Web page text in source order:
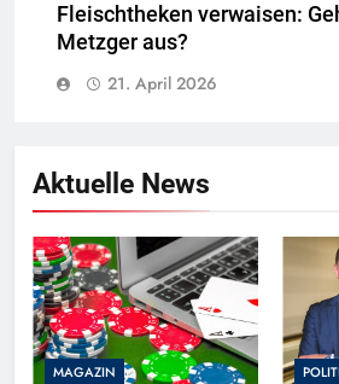
Fleischtheken verwaisen:
Metzger aus?
21. April 2026
Aktuelle News
MAGAZIN